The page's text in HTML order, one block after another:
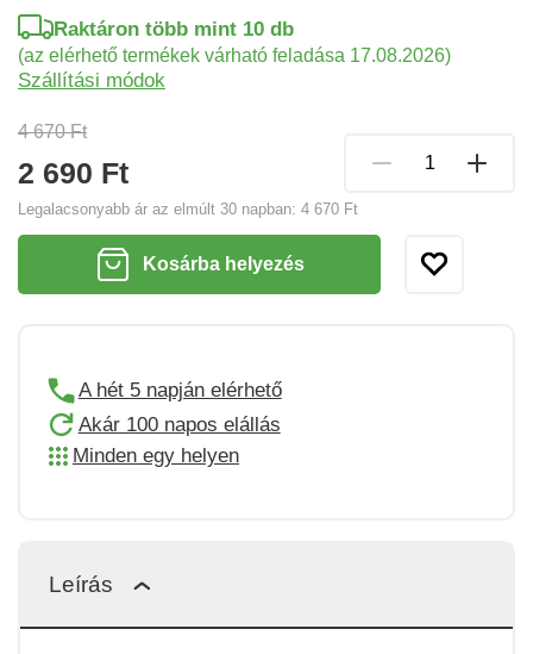
4 670 Ft
2 690 Ft
Legalacsonyabb ár az elmúlt 30 napban: 4 670 Ft
Raktáron több mint 10 db
(az elérhető termékek várható feladása 17.08.2026)
Szállítási módok
Kosárba helyezés
A hét 5 napján elérhető
Akár 100 napos elállás
Minden egy helyen
Leírás